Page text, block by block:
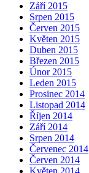
Září 2015
Srpen 2015
Červen 2015
Květen 2015
Duben 2015
Březen 2015
Únor 2015
Leden 2015
Prosinec 2014
Listopad 2014
Říjen 2014
Září 2014
Srpen 2014
Červenec 2014
Červen 2014